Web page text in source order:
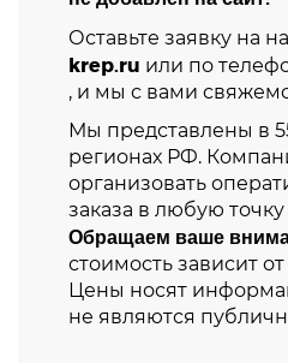
Оставьте заявку на
krep.ru или по
, и мы с вами
Мы представлены в
регионах РФ.
организовать
заказа в любую
Обращаем ваше
стоимость зависит
Цены носят
не являются